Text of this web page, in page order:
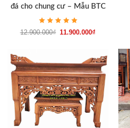
đá cho chung cư – Mẫu BTC
091
12.900.000₫ 11.900.000₫